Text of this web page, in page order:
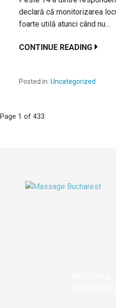
declară că monitorizarea
foarte utilă atunci când nu…
CONTINUE READING
Posted in: Uncategorized
Page 1 of 433